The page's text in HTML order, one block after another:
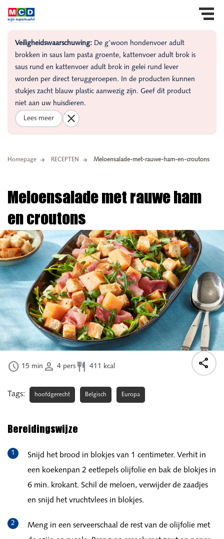
Veiligheidswaarschuwing: De g’woon hondenvoer adult
brokken in saus lam pasta groente, kattenvoer adult brok is
saus rund en kattenvoer adult brok in gelei rund lever
worden per direct teruggeroepen. In de producten kunnen
stukjes zacht blauw plastic aanwezig zijn. Geef dit product
niet aan uw huisdieren.
Lees meer
Homepage RECEPTEN Meloensalade-met-rauwe-ham-en-croutons
Meloensalade met rauwe ham
en croutons
 15 min  4 pers  411 kcal
Tags: hoofdgerecht Belgisch Europa

Bereidingswijze
Snijd het brood in blokjes van 1 centimeter. Verhit in
een koekenpan 2 eetlepels olijfolie en bak de blokjes in
6 min. krokant. Schil de meloen, verwijder de zaadjes
en snijd het vruchtvlees in blokjes.
Meng in een serveerschaal de rest van de olijfolie met